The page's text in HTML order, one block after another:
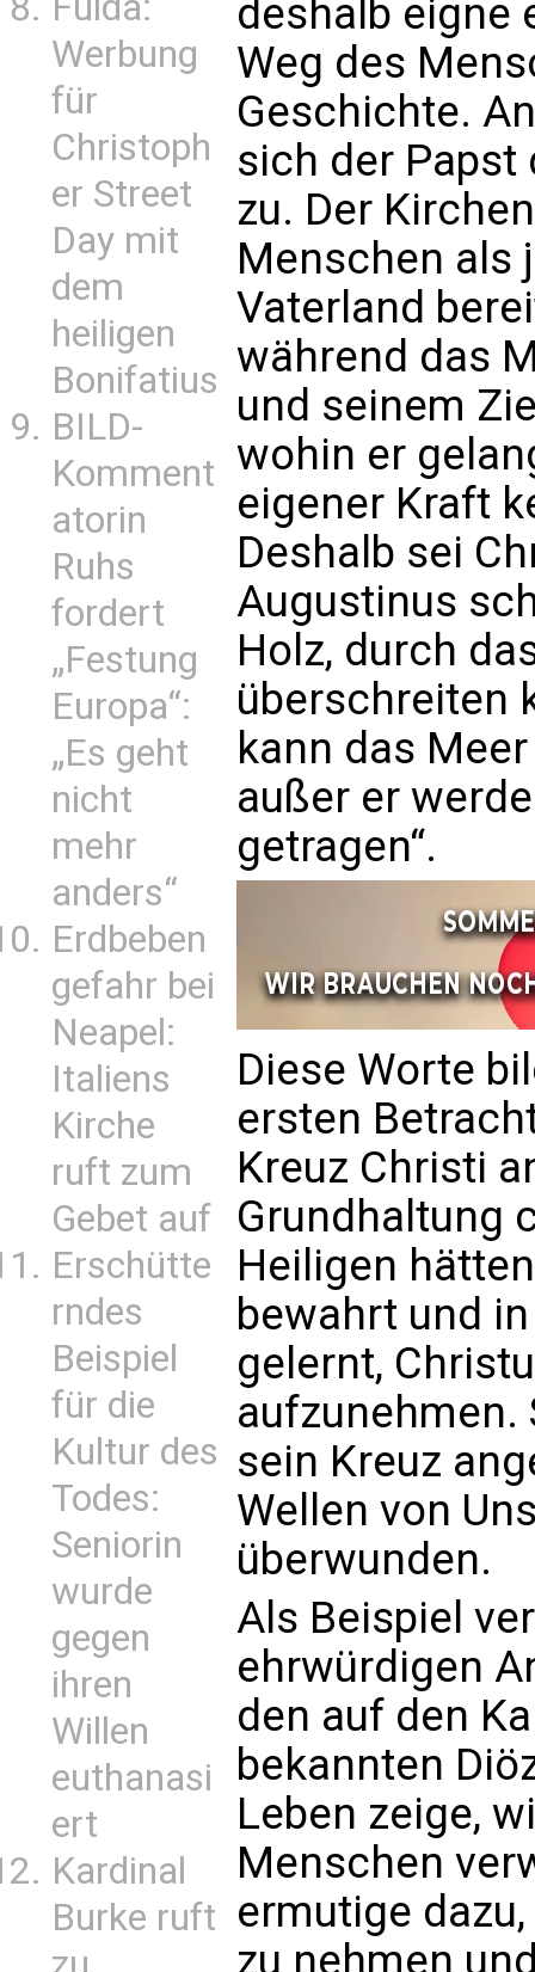
Werbung
für
Christoph
er Street
Day mit
dem
heiligen
Bonifatius
BILD-
Komment
atorin
Ruhs
fordert
„Festung
Europa“:
„Es geht
nicht
mehr
anders“
Erdbeben
gefahr bei
Neapel:
Italiens
Kirche
ruft zum
Gebet auf
Erschütte
rndes
Beispiel
für die
Kultur des
Todes:
Seniorin
wurde
gegen
ihren
Willen
euthanasi
ert
Kardinal
Burke ruft
deshalb eigne
Weg des
Geschichte.
sich der Papst
zu. Der
Menschen als
Vaterland
während das
und seinem
wohin er
eigener Kraft
Deshalb sei
Augustinus
Holz, durch
überschreiten
kann das
außer er
getragen“.
Diese Worte
ersten
Kreuz Christi
Grundhaltung
Heiligen
bewahrt und
gelernt,
aufzunehmen.
sein Kreuz
Wellen von
überwunden.
Als Beispiel
ehrwürdigen
den auf den
bekannten
Leben zeige,
Menschen
ermutige
zu nehmen